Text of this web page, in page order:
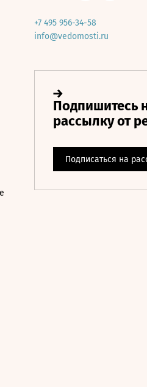
+7 495 956-34-58
info@vedomosti.ru